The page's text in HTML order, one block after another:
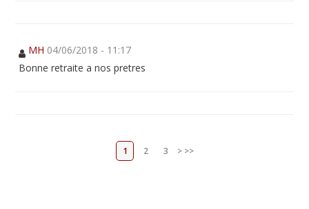
MH 04/06/2018 - 11:17
Bonne retraite a nos pretres
1 2 3 > >>